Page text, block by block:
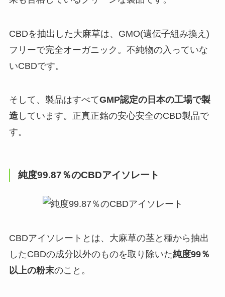
CBDを抽出した大麻草は、GMO(遺伝子組み換え)
フリーで完全オーガニック。不純物の入っていな
いCBDです。
そして、製品はすべてGMP認定の日本の工場で製
造しています。正真正銘の安心安全のCBD製品で
す。
純度99.87％のCBDアイソレート
CBDアイソレートとは、大麻草の茎と種から抽出
したCBDの成分以外のものを取り除いた純度99％
以上の粉末のこと。